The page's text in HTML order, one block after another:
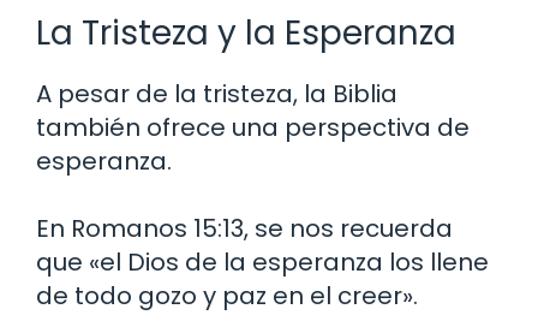
La Tristeza y la Esperanza
A pesar de la tristeza, la Biblia
también ofrece una perspectiva de
esperanza.
En Romanos 15:13, se nos recuerda
que «el Dios de la esperanza los llene
de todo gozo y paz en el creer».